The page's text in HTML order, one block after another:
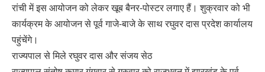
रांची में इस आयोजन को लेकर खूब बैनर-पोस्टर लगाए हैं। शुक्रवार को भी
कार्यक्रम के आयोजन से पूर्व गाजे-बाजे के साथ रघुवर दास प्रदेश कार्यालय
पहुंचेंगे।
राज्यपाल से मिले रघुवर दास और संजय सेठ